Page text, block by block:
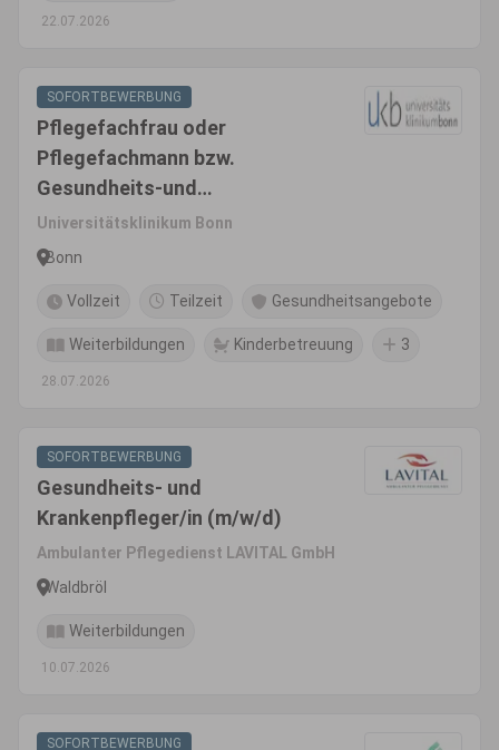
22.07.2026
SOFORTBEWERBUNG
Pflegefachfrau oder
Pflegefachmann bzw.
Gesundheits-und
Krankenpfleger*In (m/w/d)
Universitätsklinikum Bonn
Bonn
Vollzeit Teilzeit Gesundheitsangebote
Weiterbildungen Kinderbetreuung 3
28.07.2026
SOFORTBEWERBUNG
Gesundheits- und
Krankenpfleger/in (m/w/d)
Ambulanter Pflegedienst LAVITAL GmbH
Waldbröl
Weiterbildungen
10.07.2026
SOFORTBEWERBUNG